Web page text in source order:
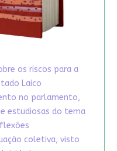
os riscos para a
Laico
no parlamento,
e estudiosas do tema
coletiva, visto